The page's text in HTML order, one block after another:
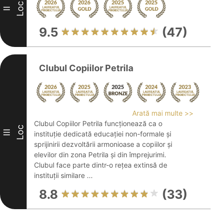
II Loc
9.5 (47)
III Loc
Clubul Copiilor Petrila
Arată mai multe >>
Clubul Copiilor Petrila funcționează ca o
instituție dedicată educației non-formale și
sprijinirii dezvoltării armonioase a copiilor și
elevilor din zona Petrila și din împrejurimi.
Clubul face parte dintr-o rețea extinsă de
instituții similare ...
8.8 (33)